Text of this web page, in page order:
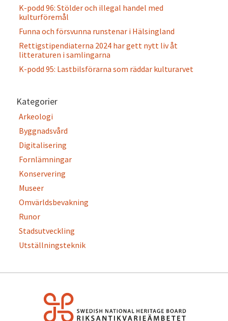
K-podd 96: Stölder och illegal handel med
kulturföremål
Funna och försvunna runstenar i Hälsingland
Rettigstipendiaterna 2024 har gett nytt liv åt
litteraturen i samlingarna
K-podd 95: Lastbilsförarna som räddar kulturarvet
Kategorier
Arkeologi
Byggnadsvård
Digitalisering
Fornlämningar
Konservering
Museer
Omvärldsbevakning
Runor
Stadsutveckling
Utställningsteknik